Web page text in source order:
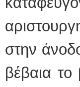
στην
βέβαια